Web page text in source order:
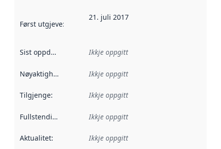
Først utgjeve: Denne datoen seier når dataa i dette
21. juli 2017
Sist oppdatert Ikkje oppgitt
Nøyaktigheit Ikkje oppgitt
Tilgjenge: Ikkje oppgitt
Fullstendigheit Ikkje oppgitt
Aktualitet: Ikkje oppgitt